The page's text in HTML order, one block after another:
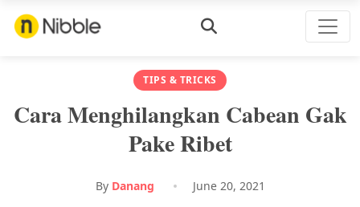
TIPS & TRICKS
Cara Menghilangkan Cabean Gak
Pake Ribet
By Danang June 20, 2021